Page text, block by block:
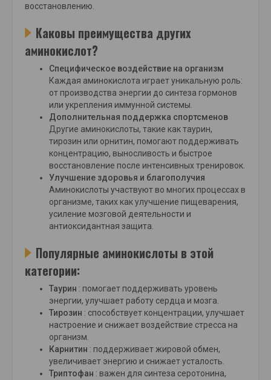
восстановлению.
Каковы преимущества других
аминокислот?
Специфическое воздействие на организм
Каждая аминокислота играет уникальную роль:
от производства энергии до синтеза гормонов
или укрепления иммунной системы.
Дополнительная поддержка спортсменов
Другие аминокислоты, такие как таурин,
тирозин или орнитин, помогают поддерживать
концентрацию, выносливость и быстрое
восстановление после интенсивных тренировок.
Улучшение здоровья и благополучия
Аминокислоты участвуют во многих процессах в
организме, таких как улучшение пищеварения,
усиление мозговой деятельности и
антиоксидантная защита.
Популярные аминокислоты в этой
категории:
Таурин : помогает поддерживать уровень
энергии, улучшает работу сердца и мозга.
Тирозин : способствует концентрации, улучшает
настроение и снижает воздействие стресса на
организм.
Карнитин : поддерживает жировой обмен,
увеличивает энергию и снижает усталость.
Триптофан : важен для синтеза серотонина,